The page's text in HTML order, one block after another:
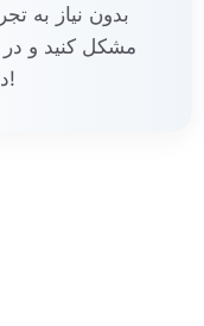
بدون نیاز به
مشکل کنید و
دوباره فعال نمایید!